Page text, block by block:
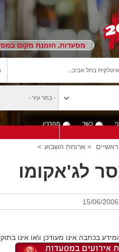
מסעדות, הזמנת מקום
כשר מהדרין
> ארוחת השבוע >
לג'אקומו
15/06/2006
בכתבה אינו מעודכן ו\או אינו